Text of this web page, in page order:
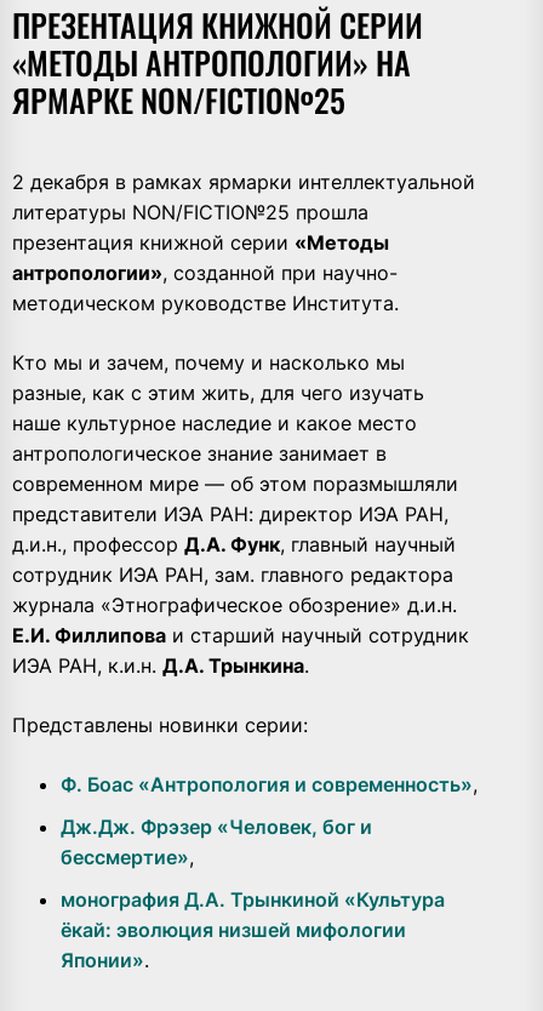
ПРЕЗЕНТАЦИЯ КНИЖНОЙ СЕРИИ
«МЕТОДЫ АНТРОПОЛОГИИ» НА
ЯРМАРКЕ NON/FICTIO№25
2 декабря в рамках ярмарки интеллектуальной
литературы NON/FICTIO№25 прошла
презентация книжной серии «Методы
антропологии», созданной при научно-
методическом руководстве Института.
Кто мы и зачем, почему и насколько мы
разные, как с этим жить, для чего изучать
наше культурное наследие и какое место
антропологическое знание занимает в
современном мире — об этом поразмышляли
представители ИЭА РАН: директор ИЭА РАН,
д.и.н., профессор Д.А. Функ, главный научный
сотрудник ИЭА РАН, зам. главного редактора
журнала «Этнографическое обозрение» д.и.н.
Е.И. Филлипова и старший научный сотрудник
ИЭА РАН, к.и.н. Д.А. Трынкина.
Представлены новинки серии:
Ф. Боас «Антропология и современность»,
Дж.Дж. Фрэзер «Человек, бог и
бессмертие»,
монография Д.А. Трынкиной «Культура
ёкай: эволюция низшей мифологии
Японии».